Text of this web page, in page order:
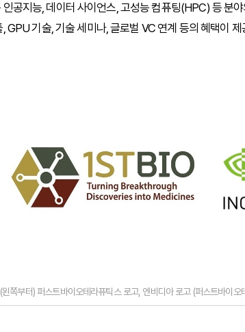
공지능, 데이터 사이언스, 고성능 컴퓨팅(HPC) 등 분
GPU 기술, 기술 세미나, 글로벌 VC 연계 등의 혜택이 제
(왼쪽부터) 퍼스트바이오테라퓨틱스 로고, 엔비디아 로고 (퍼스트바이오